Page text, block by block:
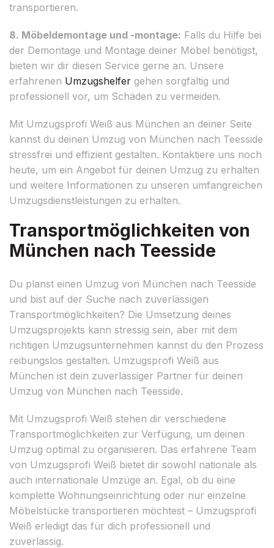
transportieren.
8. Möbeldemontage und -montage: Falls du Hilfe bei
der Demontage und Montage deiner Möbel benötigst,
bieten wir dir diesen Service gerne an. Unsere
erfahrenen Umzugshelfer gehen sorgfältig und
professionell vor, um Schäden zu vermeiden.
Mit Umzugsprofi Weiß aus München an deiner Seite
kannst du deinen Umzug von München nach Teesside
stressfrei und effizient gestalten. Kontaktiere uns noch
heute, um ein Angebot für deinen Umzug zu erhalten
und weitere Informationen zu unseren umfangreichen
Umzugsdienstleistungen zu erhalten.
Transportmöglichkeiten von
München nach Teesside
Du planst einen Umzug von München nach Teesside
und bist auf der Suche nach zuverlässigen
Transportmöglichkeiten? Die Umsetzung deines
Umzugsprojekts kann stressig sein, aber mit dem
richtigen Umzugsunternehmen kannst du den Prozess
reibungslos gestalten. Umzugsprofi Weiß aus
München ist dein zuverlässiger Partner für deinen
Umzug von München nach Teesside.
Mit Umzugsprofi Weiß stehen dir verschiedene
Transportmöglichkeiten zur Verfügung, um deinen
Umzug optimal zu organisieren. Das erfahrene Team
von Umzugsprofi Weiß bietet dir sowohl nationale als
auch internationale Umzüge an. Egal, ob du eine
komplette Wohnungseinrichtung oder nur einzelne
Möbelstücke transportieren möchtest – Umzugsprofi
Weiß erledigt das für dich professionell und
zuverlässig.